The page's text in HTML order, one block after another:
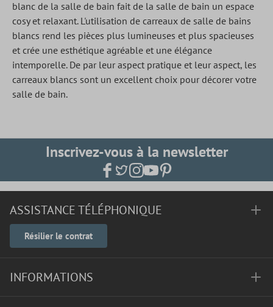
blanc de la salle de bain fait de la salle de bain un espace
cosy et relaxant. L'utilisation de carreaux de salle de bains
blancs rend les pièces plus lumineuses et plus spacieuses
et crée une esthétique agréable et une élégance
intemporelle. De par leur aspect pratique et leur aspect, les
carreaux blancs sont un excellent choix pour décorer votre
salle de bain.
Inscrivez-vous à la newsletter
ASSISTANCE TÉLÉPHONIQUE
Résilier le contrat
INFORMATIONS